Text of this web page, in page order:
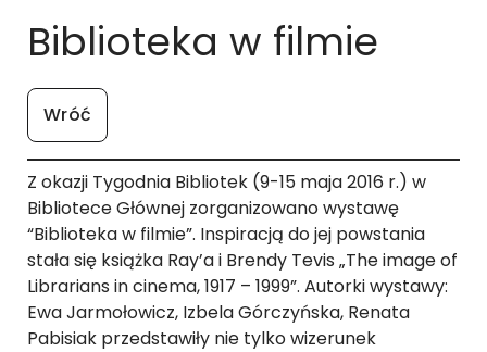
Biblioteka w filmie
Wróć
Z okazji Tygodnia Bibliotek (9-15 maja 2016 r.) w
Bibliotece Głównej zorganizowano wystawę
“Biblioteka w filmie”. Inspiracją do jej powstania
stała się książka Ray’a i Brendy Tevis „The image of
Librarians in cinema, 1917 – 1999”. Autorki wystawy:
Ewa Jarmołowicz, Izbela Górczyńska, Renata
Pabisiak przedstawiły nie tylko wizerunek